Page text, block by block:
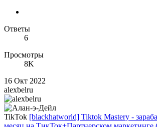
Ответы
6
Просмотры
8K
16 Окт 2022
alexbelru
TikTok [blackhatworld] Tiktok Mastery -